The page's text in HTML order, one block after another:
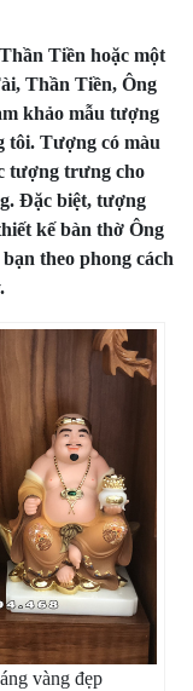
Tiền hoặc một
Thần Tiền, Ông
khảo mẫu tượng
tôi. Tượng có màu
tượng trưng cho
Đặc biệt, tượng
kế bàn thờ Ông
theo phong cách
vàng đẹp